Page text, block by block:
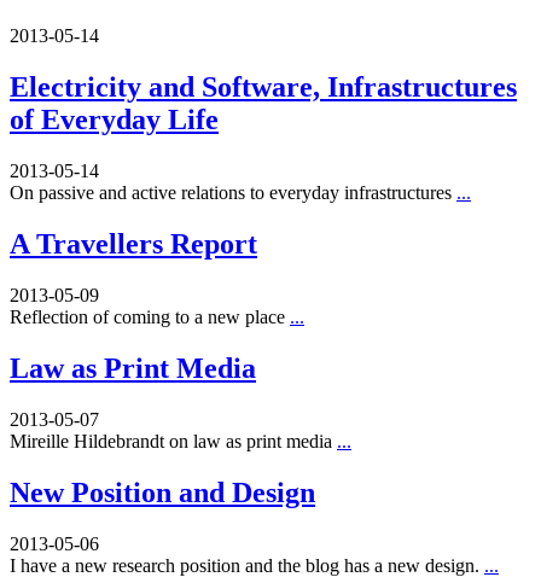
2013-05-14
Electricity and Software, Infrastructures
of Everyday Life
2013-05-14
On passive and active relations to everyday infrastructures ...
A Travellers Report
2013-05-09
Reflection of coming to a new place ...
Law as Print Media
2013-05-07
Mireille Hildebrandt on law as print media ...
New Position and Design
2013-05-06
I have a new research position and the blog has a new design. ...